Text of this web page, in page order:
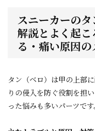
スニーカーの
解説とよく起
る・痛い原因
タン（ベロ）は甲の上部
りの侵入を防ぐ役割を担
った悩みも多いパーツです